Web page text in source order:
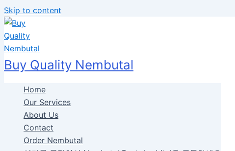
Skip to content
Buy Quality Nembutal
Home
Our Services
About Us
Contact
Order Nembutal